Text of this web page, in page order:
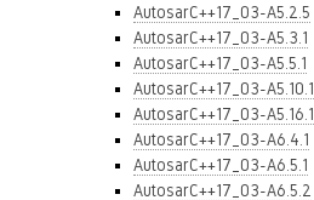
AutosarC++17_03-A5.2.5
AutosarC++17_03-A5.3.1
AutosarC++17_03-A5.5.1
AutosarC++17_03-A5.10.1
AutosarC++17_03-A5.16.1
AutosarC++17_03-A6.4.1
AutosarC++17_03-A6.5.1
AutosarC++17_03-A6.5.2